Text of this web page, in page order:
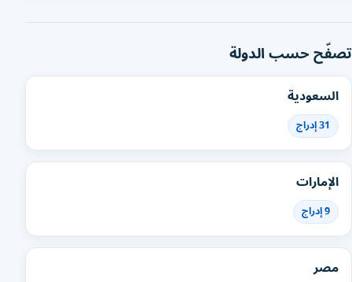
تصفّح حسب الدولة
السعودية
31 إدراج
الإمارات
9 إدراج
مصر